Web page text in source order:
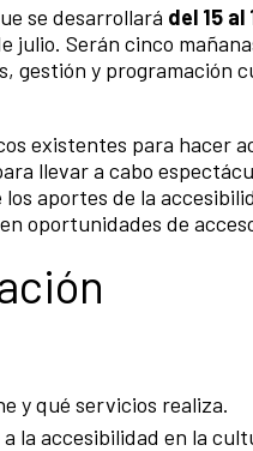
se desarrollará del 15
julio. Serán cinco
gestión y programación
existentes para hacer
llevar a cabo
aportes de la
oportunidades de
y qué servicios realiza.
la accesibilidad en la